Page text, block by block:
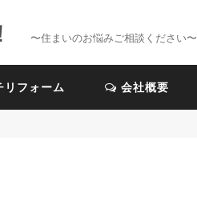
〜住まいのお悩みご相談ください〜
リフォーム 会社概要